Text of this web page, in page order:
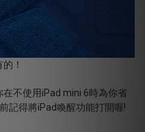
！
不使用iPad mini 6時為你省
記得將iPad喚醒功能打開喔!